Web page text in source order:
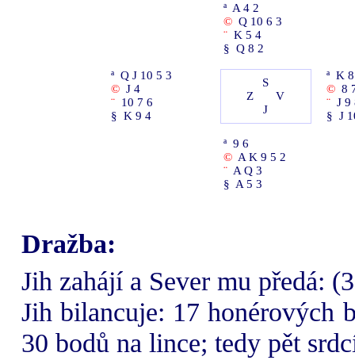
ª A 4 2
© Q 10 6 3
¨ K 5 4
§ Q 8 2
ª Q J 10 5 3
© J 4
¨ 10 7 6
§ K 9 4
S
Z
V
J
ª K
© 8
¨ J 9
§ J
ª 9 6
© A K 9 5 2
¨ A Q 3
§ A 5 3
Dražba:
Jih zahájí a Sever mu předá:
Jih bilancuje: 17 honérových
30 bodů na lince; tedy pět